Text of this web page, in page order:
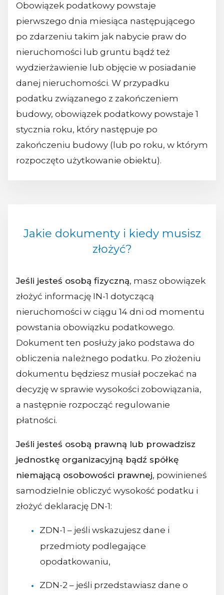
Obowiązek podatkowy powstaje
pierwszego dnia miesiąca następującego
po zdarzeniu takim jak nabycie praw do
nieruchomości lub gruntu bądź też
wydzierżawienie lub objęcie w posiadanie
danej nieruchomości. W przypadku
podatku związanego z zakończeniem
budowy, obowiązek podatkowy powstaje 1
stycznia roku, który następuje po
zakończeniu budowy (lub po roku, w którym
rozpoczęto użytkowanie obiektu).
Jakie dokumenty i kiedy musisz
złożyć?
Jeśli jesteś osobą fizyczną, masz obowiązek
złożyć informację IN-1 dotyczącą
nieruchomości w ciągu 14 dni od momentu
powstania obowiązku podatkowego.
Dokument ten posłuży jako podstawa do
obliczenia należnego podatku. Po złożeniu
dokumentu będziesz musiał poczekać na
decyzję w sprawie wysokości zobowiązania,
a następnie rozpocząć regulowanie
płatności.
Jeśli jesteś osobą prawną lub prowadzisz
jednostkę organizacyjną bądź spółkę
niemającą osobowości prawnej, powinieneś
samodzielnie obliczyć wysokość podatku i
złożyć deklarację DN-1:
ZDN-1 – jeśli wskazujesz dane i
przedmioty podlegające
opodatkowaniu,
ZDN-2 – jeśli przedstawiasz dane o